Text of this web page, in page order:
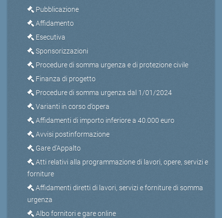
Pubblicazione
Affidamento
Esecutiva
Sponsorizzazioni
Procedure di somma urgenza e di protezione civile
Finanza di progetto
Procedure di somma urgenza dal 1/01/2024
Varianti in corso d’opera
Affidamenti di importo inferiore a 40.000 euro
Avvisi postinformazione
Gare d'Appalto
Atti relativi alla programmazione di lavori, opere, servizi e
forniture
Affidamenti diretti di lavori, servizi e forniture di somma
urgenza
Albo fornitori e gare online